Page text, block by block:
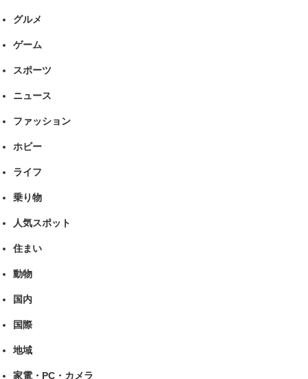
グルメ
ゲーム
スポーツ
ニュース
ファッション
ホビー
ライフ
乗り物
人気スポット
住まい
動物
国内
国際
地域
家電・PC・カメラ